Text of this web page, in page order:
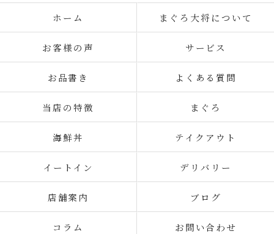
ホーム まぐろ大将について
お客様の声 サービス
お品書き よくある質問
当店の特徴 まぐろ
海鮮丼 テイクアウト
イートイン デリバリー
店舗案内 ブログ
コラム お問い合わせ